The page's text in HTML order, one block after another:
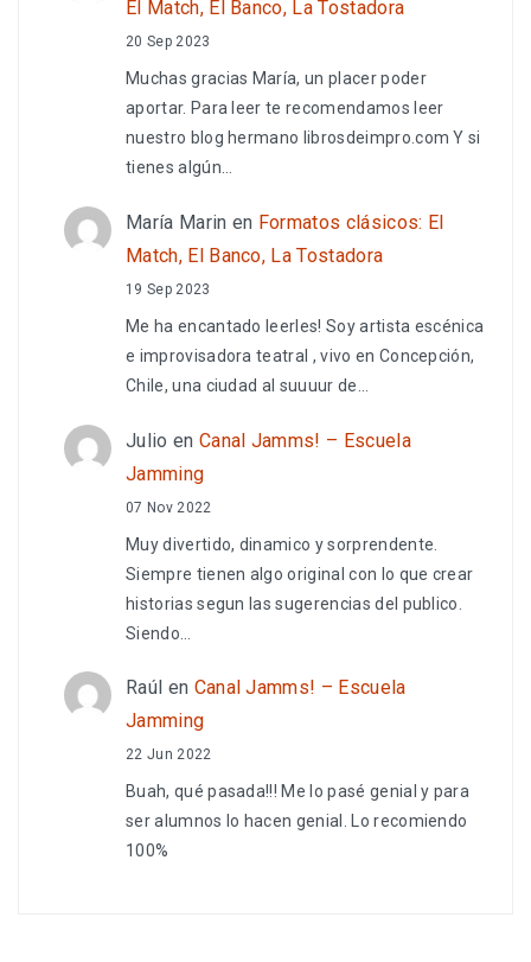
El Match, El Banco, La Tostadora
20 Sep 2023
Muchas gracias María, un placer poder
aportar. Para leer te recomendamos leer
nuestro blog hermano librosdeimpro.com Y si
tienes algún…
María Marin en Formatos clásicos: El
Match, El Banco, La Tostadora
19 Sep 2023
Me ha encantado leerles! Soy artista escénica
e improvisadora teatral , vivo en Concepción,
Chile, una ciudad al suuuur de…
Julio en Canal Jamms! – Escuela
Jamming
07 Nov 2022
Muy divertido, dinamico y sorprendente.
Siempre tienen algo original con lo que crear
historias segun las sugerencias del publico.
Siendo…
Raúl en Canal Jamms! – Escuela
Jamming
22 Jun 2022
Buah, qué pasada!!! Me lo pasé genial y para
ser alumnos lo hacen genial. Lo recomiendo
100%